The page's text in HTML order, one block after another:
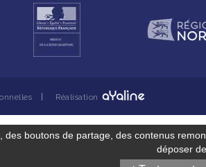
Réalisation
des boutons de partage, des contenus
déposer